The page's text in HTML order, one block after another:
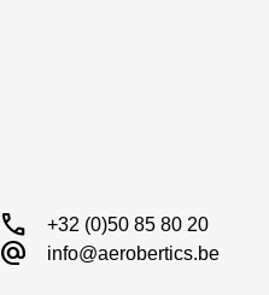
call +32 (0)50 85 80 20
alternate_email info@aerobertics.be